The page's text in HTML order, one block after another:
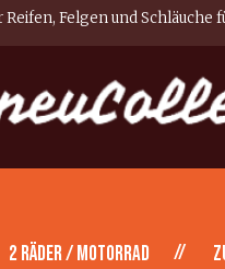
Felgen und Schläuche
2 Räder / Motorrad